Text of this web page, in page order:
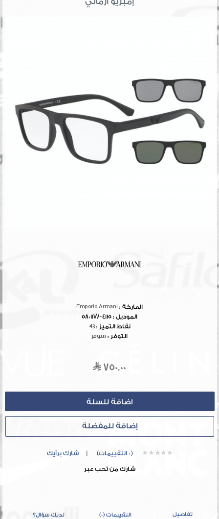
الماركة : Emporio Armani
الموديل : 4115-58011W
نقاط التميز : 43
التوفر :متوفر
750.00
إضافة للمفضلة
(0 التقييمات) |شارك برأيك
شارك من تحب عبر
تفاصيل التقييمات (0) لديك سؤال؟